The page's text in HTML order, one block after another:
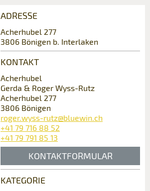
ADRESSE
Acherhubel 277
3806 Bönigen b. Interlaken
KONTAKT
Acherhubel
Gerda & Roger Wyss-Rutz
Acherhubel 277
3806 Bönigen
roger.wyss-rutz@bluewin.ch
+41 79 716 88 52
+41 79 791 85 13
KONTAKTFORMULAR
KATEGORIE